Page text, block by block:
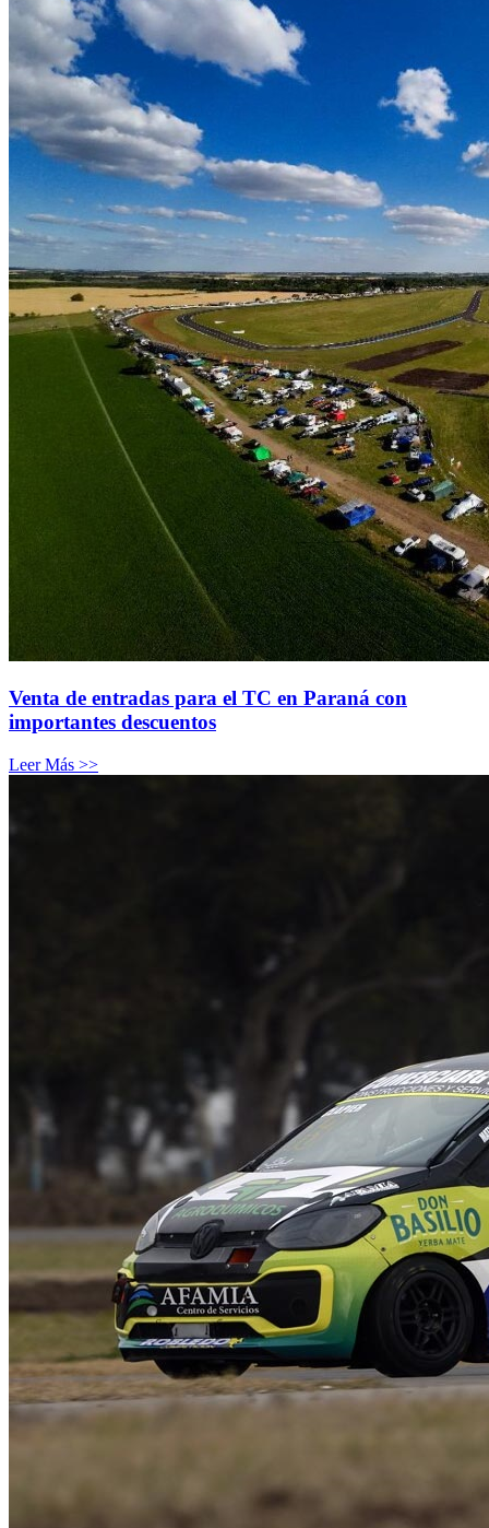
Venta de entradas para el TC en Paraná con
importantes descuentos
Leer Más >>